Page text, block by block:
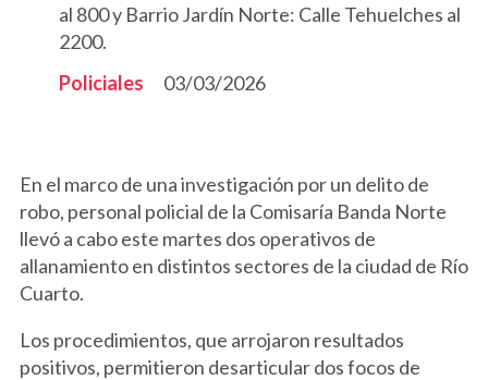
al 800 y Barrio Jardín Norte: Calle Tehuelches al
2200.
Policiales
03/03/2026
En el marco de una investigación por un delito de
robo, personal policial de la Comisaría Banda Norte
llevó a cabo este martes dos operativos de
allanamiento en distintos sectores de la ciudad de Río
Cuarto.
Los procedimientos, que arrojaron resultados
positivos, permitieron desarticular dos focos de